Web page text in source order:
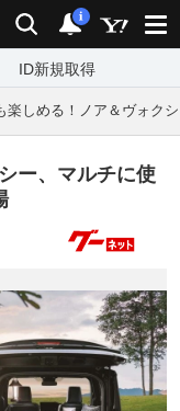
検索 通知
i
ID新規取得
楽しめる！ノア＆ヴォク
ー、マルチに使